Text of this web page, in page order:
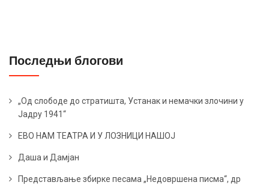
Последњи блогови
„Од слободе до стратишта, Устанак и немачки злочини у
Јадру 1941“
ЕВО НАМ ТЕАТРА И У ЛОЗНИЦИ НАШОЈ
Даша и Дамјан
Представљање збирке песама „Недовршена писма“, др